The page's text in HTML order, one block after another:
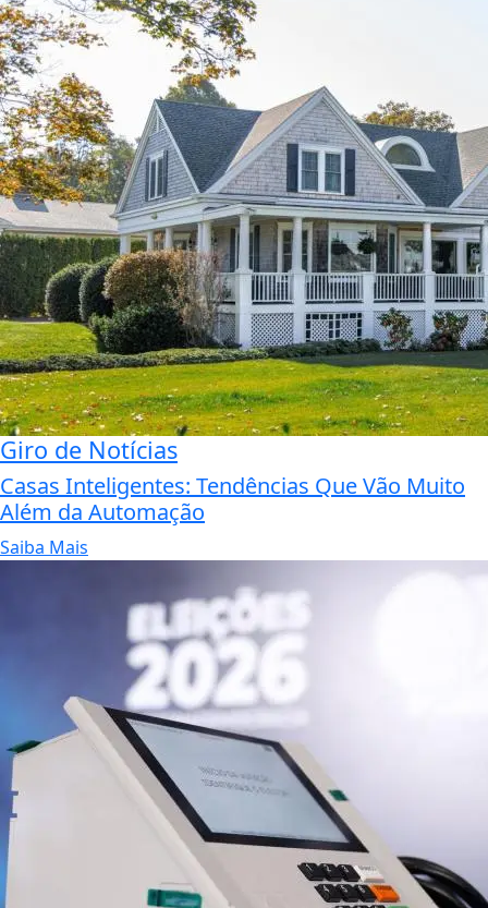
Giro de Notícias
Casas Inteligentes: Tendências Que Vão Muito
Além da Automação
Saiba Mais